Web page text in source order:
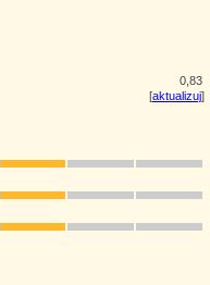
0,83
[aktualizuj]